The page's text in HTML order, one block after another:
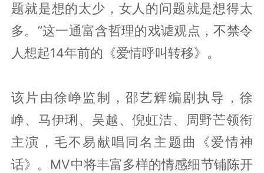
题就是想的太少，女人的问题就是想得太
多。”这一通富含哲理的戏谑观点，不禁令
人想起14年前的《爱情呼叫转移》。
该片由徐峥监制，邵艺辉编剧执导，徐
峥、马伊琍、吴越、倪虹洁、周野芒领衔
主演，毛不易献唱同名主题曲《爱情神
话》。MV中将丰富多样的情感细节铺陈开